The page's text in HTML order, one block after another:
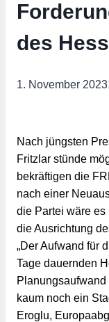
des
1. November 2023
Nach jüngsten
Fritzlar stünde
bekräftigen die
nach einer
die Partei wäre
die Ausrichtung
„Der Aufwand für
Tage dauernden
kaum noch ein
Eroglu,